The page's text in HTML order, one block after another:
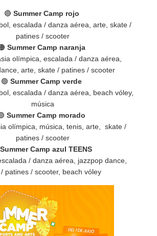
🔴 Summer Camp rojo
escalada / danza aérea, arte, skate /
patines / scooter
Summer Camp naranja
olímpica, escalada / danza aérea,
arte, skate / patines / scooter
🟢 Summer Camp verde
escalada / danza aérea, beach vóley,
música
Summer Camp morado
música, tenis, arte, skate /
patines / scooter
Summer Camp azul TEENS
/ danza aérea, jazzpop dance,
patines / scooter, beach vóley